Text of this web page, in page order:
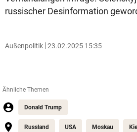
russischer Desinformation
Außenpolitik 23.02.2025 15:35
Ähnliche Themen
Donald Trump
Russland USA Moskau